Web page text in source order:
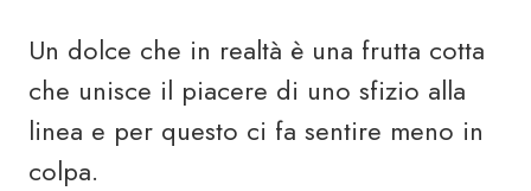
Un dolce che in realtà è una frutta cotta
che unisce il piacere di uno sfizio alla
linea e per questo ci fa sentire meno in
colpa.